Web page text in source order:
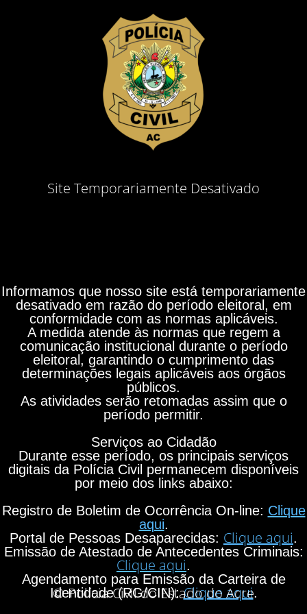
Site Temporariamente Desativado
Informamos que nosso site está temporariamente
desativado em razão do período eleitoral, em
conformidade com as normas aplicáveis.
A medida atende às normas que regem a
comunicação institucional durante o período
eleitoral, garantindo o cumprimento das
determinações legais aplicáveis aos órgãos
públicos.
As atividades serão retomadas assim que o
período permitir.
Serviços ao Cidadão
Durante esse período, os principais serviços
digitais da Polícia Civil permanecem disponíveis
por meio dos links abaixo:
Registro de Boletim de Ocorrência On-line: Clique
aqui.
Portal de Pessoas Desaparecidas: Clique aqui.
Emissão de Atestado de Antecedentes Criminais:
Clique aqui.
Agendamento para Emissão da Carteira de
Identidade (RG/CIN):Clique aqui.
© Polícia Civil do Estado do Acre